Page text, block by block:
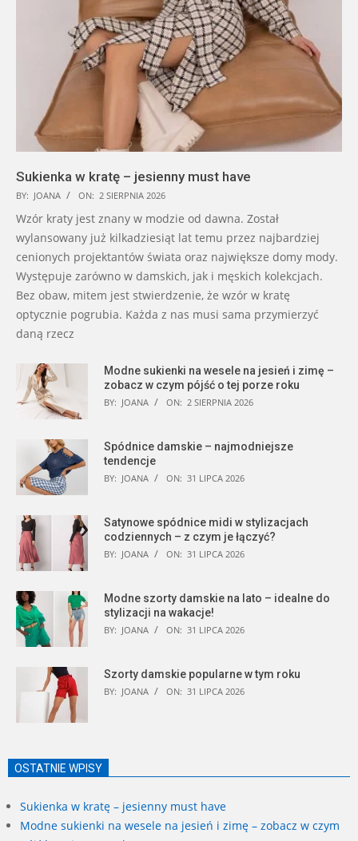
Sukienka w kratę – jesienny must have
BY: JOANA ON: 2 SIERPNIA 2026
Wzór kraty jest znany w modzie od dawna. Został
wylansowany już kilkadziesiąt lat temu przez najbardziej
cenionych projektantów świata oraz największe domy mody.
Występuje zarówno w damskich, jak i męskich kolekcjach.
Bez obaw, mitem jest stwierdzenie, że wzór w kratę
optycznie pogrubia. Każda z nas musi sama przymierzyć
daną rzecz
Modne sukienki na wesele na jesień i zimę –
zobacz w czym pójść o tej porze roku
BY: JOANA ON: 2 SIERPNIA 2026
Spódnice damskie – najmodniejsze
tendencje
BY: JOANA ON: 31 LIPCA 2026
Satynowe spódnice midi w stylizacjach
codziennych – z czym je łączyć?
BY: JOANA ON: 31 LIPCA 2026
Modne szorty damskie na lato – idealne do
stylizacji na wakacje!
BY: JOANA ON: 31 LIPCA 2026
Szorty damskie popularne w tym roku
BY: JOANA ON: 31 LIPCA 2026
OSTATNIE WPISY
Sukienka w kratę – jesienny must have
Modne sukienki na wesele na jesień i zimę – zobacz w czym